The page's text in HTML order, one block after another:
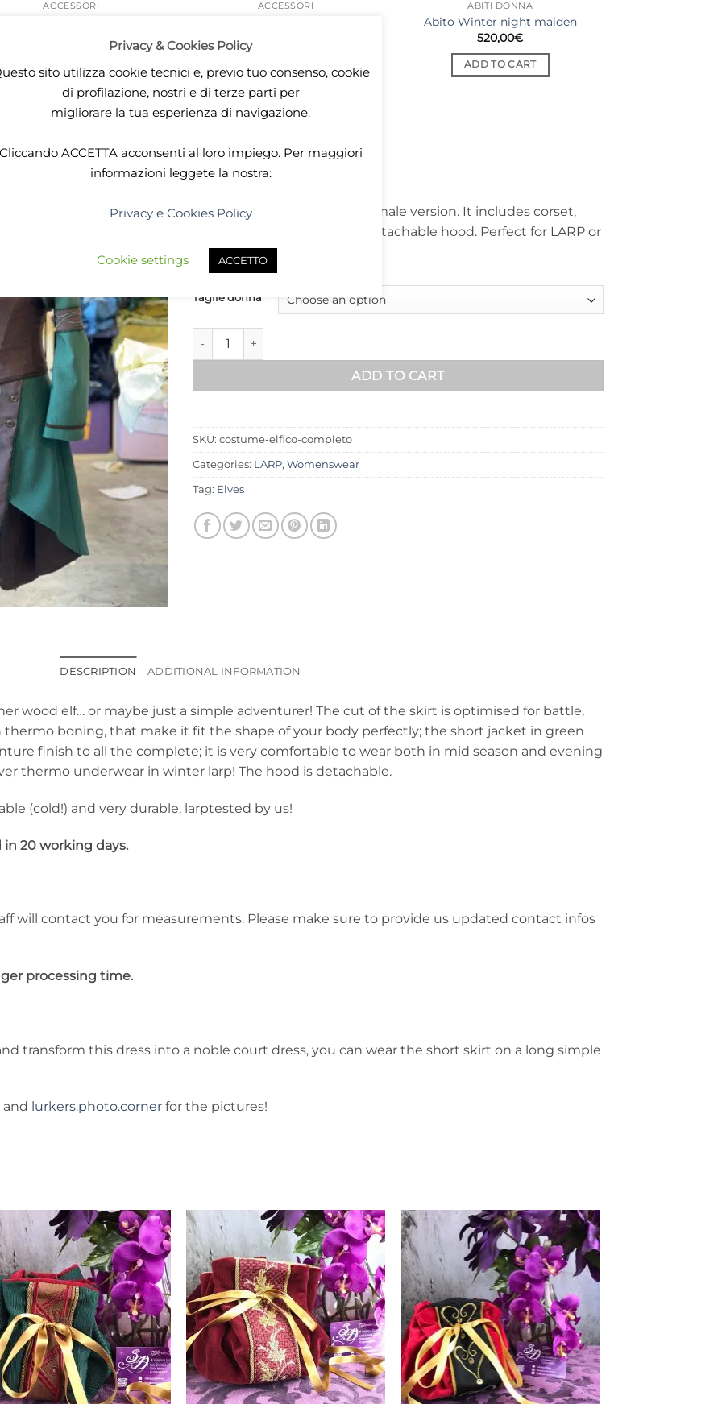
ACCESSORI
ADD TO CART
ACCESSORI
ADD TO CART
ABITI DONNA
Abito Winter night maiden
520,00€
ADD TO CART
520,00€
520,00€
through
Complete elven costume, female version. It includes corset,
skirt and short jacket with detachable hood. Perfect for LARP or
Halloween!
Taglie donna
Complete elven costume quantity
ADD TO CART
SKU: costume-elfico-completo
Categories: LARP, Womenswear
Tag: Elves
DESCRIPTION ADDITIONAL INFORMATION
wood elf… or maybe just a simple adventurer! The cut of the skirt is optimised for battle,
boning, that make it fit the shape of your body perfectly; the short jacket in green
finish to all the complete; it is very comfortable to wear both in mid season and evening
thermo underwear in winter larp! The hood is detachable.
(cold!) and very durable, larptested by us!
20 working days.
will contact you for measurements. Please make sure to provide us updated contact infos
processing time.
transform this dress into a noble court dress, you can wear the short skirt on a long simple
and lurkers.photo.corner for the pictures!
Privacy & Cookies Policy
sito utilizza cookie tecnici e, previo tuo consenso, cookie
di profilazione, nostri e di terze parti per
migliorare la tua esperienza di navigazione.
ACCETTAacconsenti al loro impiego. Per maggiori
informazioni leggete la nostra:
Privacy e Cookies Policy
Cookie settings ACCETTO